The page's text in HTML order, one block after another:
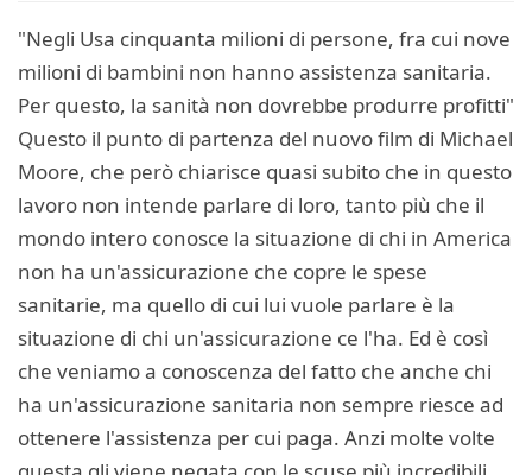
"Negli Usa cinquanta milioni di persone, fra cui nove
milioni di bambini non hanno assistenza sanitaria.
Per questo, la sanità non dovrebbe produrre profitti"
Questo il punto di partenza del nuovo film di Michael
Moore, che però chiarisce quasi subito che in questo
lavoro non intende parlare di loro, tanto più che il
mondo intero conosce la situazione di chi in America
non ha un'assicurazione che copre le spese
sanitarie, ma quello di cui lui vuole parlare è la
situazione di chi un'assicurazione ce l'ha. Ed è così
che veniamo a conoscenza del fatto che anche chi
ha un'assicurazione sanitaria non sempre riesce ad
ottenere l'assistenza per cui paga. Anzi molte volte